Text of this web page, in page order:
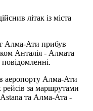
літак із міста
Алма-Ати прибув
Анталія - ​​Алмата
аеропорту Алма-Ати
за маршрутами
та Алма-Ата -